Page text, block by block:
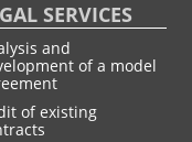
SERVICES
and
of a model
of existing